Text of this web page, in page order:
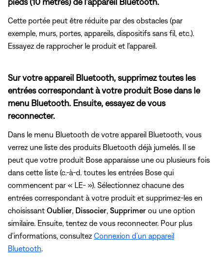
Cette portée peut être réduite par des obstacles (par
exemple, murs, portes, appareils, dispositifs sans fil, etc.).
Essayez de rapprocher le produit et l'appareil.
Sur votre appareil Bluetooth, supprimez toutes les
entrées correspondant à votre produit Bose dans le
menu Bluetooth. Ensuite, essayez de vous
reconnecter.
Dans le menu Bluetooth de votre appareil Bluetooth, vous
verrez une liste des produits Bluetooth déjà jumelés. Il se
peut que votre produit Bose apparaisse une ou plusieurs fois
dans cette liste (c.-à-d. toutes les entrées Bose qui
commencent par « LE- »). Sélectionnez chacune des
entrées correspondant à votre produit et supprimez-les en
choisissant Oublier Dissocier Supprimer ou une option
similaire. Ensuite, tentez de vous reconnecter. Pour plus
d'informations, consultez Connexion d’un appareil
Bluetooth